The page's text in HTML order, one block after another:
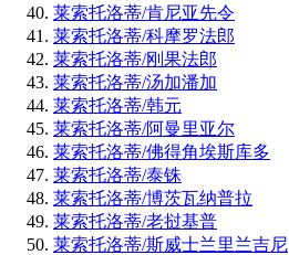
莱索托洛蒂/肯尼亚先令
莱索托洛蒂/科摩罗法郎
莱索托洛蒂/刚果法郎
莱索托洛蒂/汤加潘加
莱索托洛蒂/韩元
莱索托洛蒂/阿曼里亚尔
莱索托洛蒂/佛得角埃斯库多
莱索托洛蒂/泰铢
莱索托洛蒂/博茨瓦纳普拉
莱索托洛蒂/老挝基普
莱索托洛蒂/斯威士兰里兰吉尼